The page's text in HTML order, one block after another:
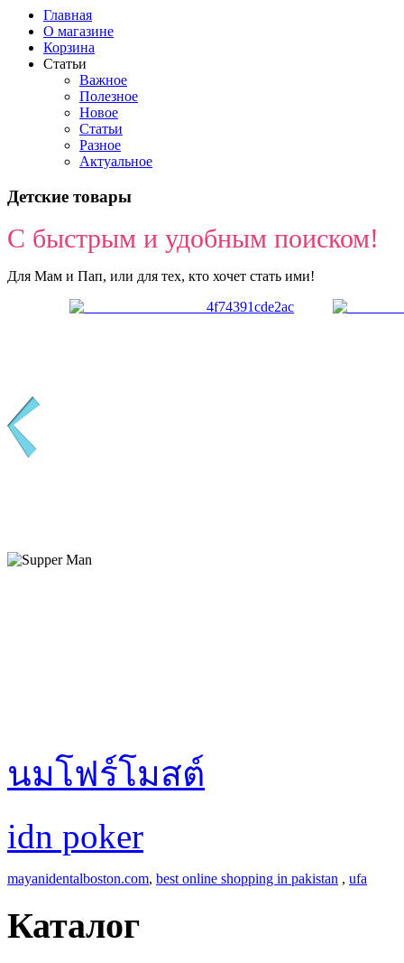
Главная
О магазине
Корзина
Статьи
Важное
Полезное
Новое
Статьи
Разное
Актуальное
Детские товары
С быстрым и удобным поиском!
Для Мам и Пап, или для тех, кто хочет стать ими!
นมโฟร์โมสต์
idn poker
mayanidentalboston.com, best online shopping in pakistan , ufa
Каталог